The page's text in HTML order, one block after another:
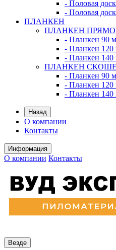
- Половая
- Половая
ПЛАНКЕН
ПЛАНКЕН
- Планкен 90
- Планкен
- Планкен
ПЛАНКЕН
- Планкен 90
- Планкен
- Планкен
Назад
О компании
Контакты
Информация
О компании Контакты
Везде